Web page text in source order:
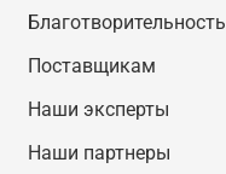
Благотворительность
Поставщикам
Наши эксперты
Наши партнеры